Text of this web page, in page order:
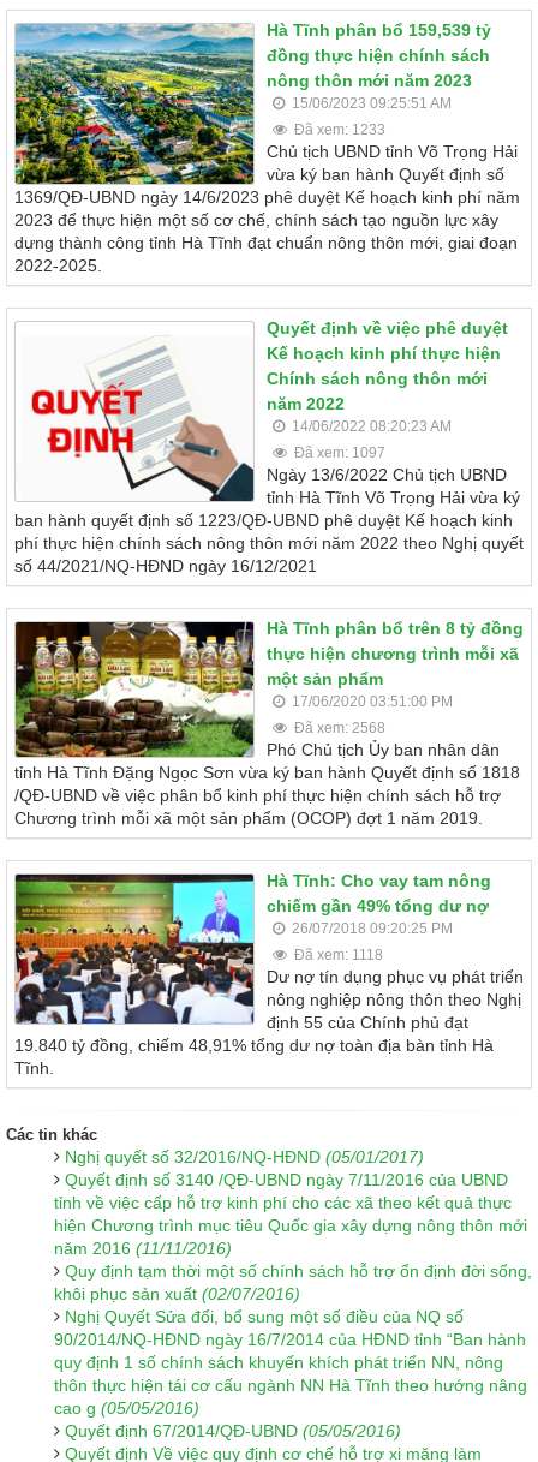
Hà Tĩnh phân bổ 159,539 tỷ
đồng thực hiện chính sách
nông thôn mới năm 2023
15/06/2023 09:25:51 AM
Đã xem: 1233
Chủ tịch UBND tỉnh Võ Trọng Hải
vừa ký ban hành Quyết định số
1369/QĐ-UBND ngày 14/6/2023 phê duyệt Kế hoạch kinh phí năm
2023 để thực hiện một số cơ chế, chính sách tạo nguồn lực xây
dựng thành công tỉnh Hà Tĩnh đạt chuẩn nông thôn mới, giai đoạn
2022-2025.
Quyết định về việc phê duyệt
Kế hoạch kinh phí thực hiện
Chính sách nông thôn mới
năm 2022
14/06/2022 08:20:23 AM
Đã xem: 1097
Ngày 13/6/2022 Chủ tịch UBND
tỉnh Hà Tĩnh Võ Trọng Hải vừa ký
ban hành quyết định số 1223/QĐ-UBND phê duyệt Kế hoạch kinh
phí thực hiện chính sách nông thôn mới năm 2022 theo Nghị quyết
số 44/2021/NQ-HĐND ngày 16/12/2021
Hà Tĩnh phân bổ trên 8 tỷ đồng
thực hiện chương trình mỗi xã
một sản phẩm
17/06/2020 03:51:00 PM
Đã xem: 2568
Phó Chủ tịch Ủy ban nhân dân
tỉnh Hà Tĩnh Đặng Ngọc Sơn vừa ký ban hành Quyết định số 1818
/QĐ-UBND về việc phân bổ kinh phí thực hiện chính sách hỗ trợ
Chương trình mỗi xã một sản phẩm (OCOP) đợt 1 năm 2019.
Hà Tĩnh: Cho vay tam nông
chiếm gần 49% tổng dư nợ
26/07/2018 09:20:25 PM
Đã xem: 1118
Dư nợ tín dụng phục vụ phát triển
nông nghiệp nông thôn theo Nghị
định 55 của Chính phủ đạt
19.840 tỷ đồng, chiếm 48,91% tổng dư nợ toàn địa bàn tỉnh Hà
Tĩnh.
Các tin khác
Nghị quyết số 32/2016/NQ-HĐND (05/01/2017)
Quyết định số 3140 /QĐ-UBND ngày 7/11/2016 của UBND
tỉnh về việc cấp hỗ trợ kinh phí cho các xã theo kết quả thực
hiện Chương trình mục tiêu Quốc gia xây dựng nông thôn mới
năm 2016 (11/11/2016)
Quy định tạm thời một số chính sách hỗ trợ ổn định đời sống,
khôi phục sản xuất (02/07/2016)
Nghị Quyết Sửa đổi, bổ sung một số điều của NQ số
90/2014/NQ-HĐND ngày 16/7/2014 của HĐND tỉnh “Ban hành
quy định 1 số chính sách khuyến khích phát triển NN, nông
thôn thực hiện tái cơ cấu ngành NN Hà Tĩnh theo hướng nâng
cao g (05/05/2016)
Quyết định 67/2014/QĐ-UBND (05/05/2016)
Quyết định Về việc quy định cơ chế hỗ trợ xi măng làm